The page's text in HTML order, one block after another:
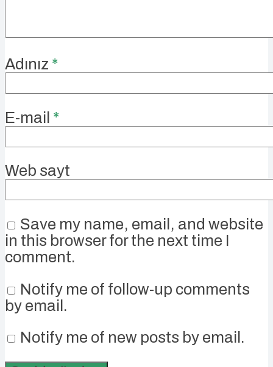
Adınız *
E-mail *
Web sayt
Save my name, email, and website
in this browser for the next time I
comment.
Notify me of follow-up comments
by email.
Notify me of new posts by email.